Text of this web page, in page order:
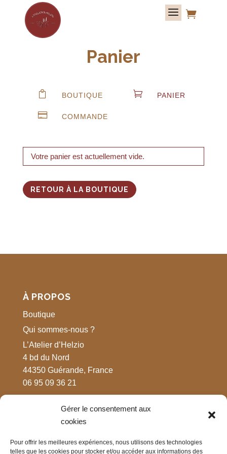
Gérer le consentement aux
cookies
Pour offrir les meilleures expériences, nous utilisons des technologies
telles que les cookies pour stocker et/ou accéder aux informations des

Panier
 BOUTIQUE  PANIER
 COMMANDE
Votre panier est actuellement vide.
RETOUR À LA BOUTIQUE
À PROPOS
Boutique
Qui sommes-nous ?
L’Atelier d’Helzio
4 bd du Nord
44350 Guérande, France
06 95 09 36 21
MENTIONS LÉGALES
Mentions légales